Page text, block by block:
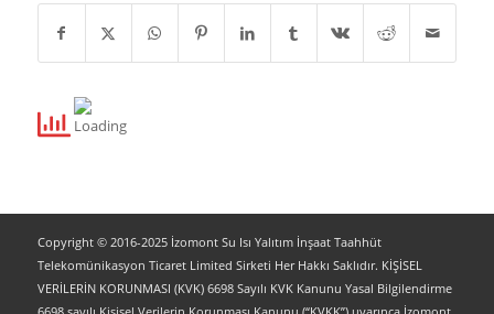
Copyright © 2016-2025 İzomont Su Isı Yalıtım İnşaat Taahhüt
Telekomünikasyon Ticaret Limited Sirketi Her Hakkı Saklıdır. KİŞİSEL
VERİLERİN KORUNMASI (KVK) 6698 Sayılı KVK Kanunu Yasal Bilgilendirme